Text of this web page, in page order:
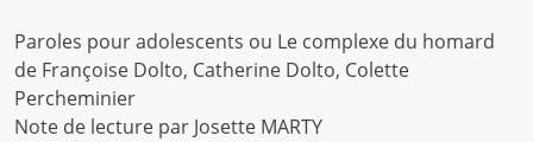
Paroles pour adolescents ou Le complexe du homard
de Françoise Dolto, Catherine Dolto, Colette
Percheminier
Note de lecture par Josette MARTY